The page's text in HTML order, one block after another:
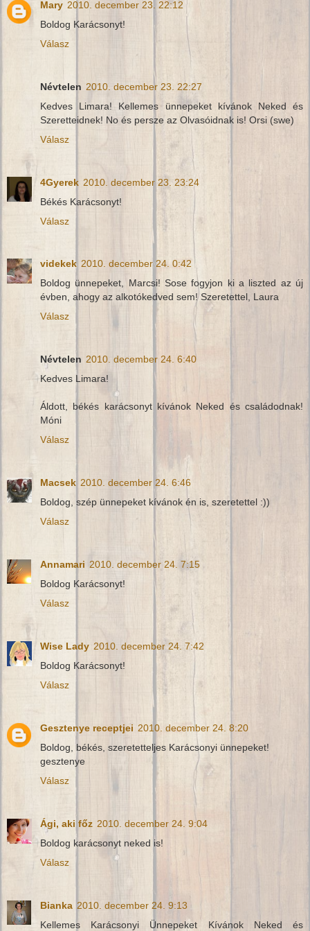
Mary 2010. december 23. 22:12
Boldog Karácsonyt!
Válasz
Névtelen 2010. december 23. 22:27
Kedves Limara! Kellemes ünnepeket kívánok Neked és
Szeretteidnek! No és persze az Olvasóidnak is! Orsi (swe)
Válasz
4Gyerek 2010. december 23. 23:24
Békés Karácsonyt!
Válasz
videkek 2010. december 24. 0:42
Boldog ünnepeket, Marcsi! Sose fogyjon ki a liszted az új
évben, ahogy az alkotókedved sem! Szeretettel, Laura
Válasz
Névtelen 2010. december 24. 6:40
Kedves Limara!
Áldott, békés karácsonyt kívánok Neked és családodnak!
Móni
Válasz
Macsek 2010. december 24. 6:46
Boldog, szép ünnepeket kívánok én is, szeretettel :))
Válasz
Annamari 2010. december 24. 7:15
Boldog Karácsonyt!
Válasz
Wise Lady 2010. december 24. 7:42
Boldog Karácsonyt!
Válasz
Gesztenye receptjei 2010. december 24. 8:20
Boldog, békés, szeretetteljes Karácsonyi ünnepeket!
gesztenye
Válasz
Ági, aki főz 2010. december 24. 9:04
Boldog karácsonyt neked is!
Válasz
Bianka 2010. december 24. 9:13
Kellemes Karácsonyi Ünnepeket Kívánok Neked és